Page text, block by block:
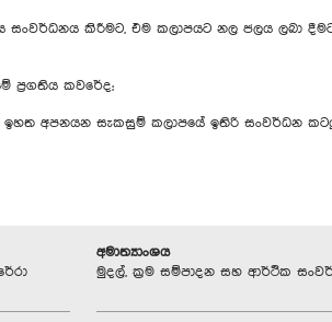
සංවර්ධනය කිරීමට, එම කලාපයට නල ජලය ලබා
ප්‍රගතිය කවරේද;
ඉහත අපනයන සැකසුම් කලාපයේ ඉතිරි සංවර්ධන
අමාත්‍යාංශය
මුදල්, ක්‍රම සම්පාදන සහ ආර්ථික